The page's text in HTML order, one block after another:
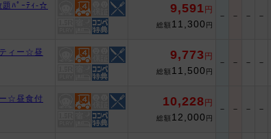
題ﾊﾟｰﾃｨ-☆
9,591 円
総額 11,300 円
－ － － －
ィー☆昼
9,773 円
総額 11,500 円
－ － － －
☆昼食付
10,228 円
総額 12,000 円
－ － － －